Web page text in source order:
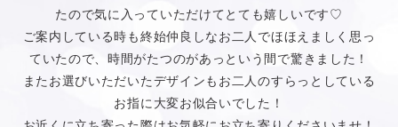
たので気に入っていただけてとても嬉しいです♡
ご案内している時も終始仲良しなお二人でほほえましく思っ
ていたので、時間がたつのがあっという間で驚きました！
またお選びいただいたデザインもお二人のすらっとしている
お指に大変お似合いでした！